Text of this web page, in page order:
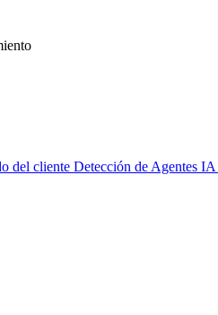
del cliente Detección de Agentes IA